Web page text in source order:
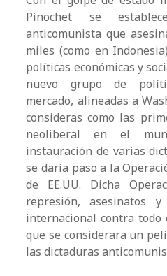
Pinochet se
anticomunista que
miles (como en
políticas económicas y
nuevo grupo de
mercado, alineadas a
consideras como las
neoliberal en el
instauración de varias
se daría paso a la
de EE.UU. Dicha
represión, asesinatos y
internacional contra
que se considerara un
las dictaduras